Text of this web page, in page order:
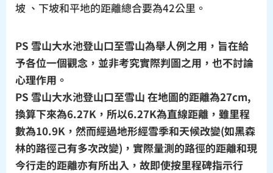
坡 、下坡和平地的距離總合要為42公里。
PS 雪山大水池登山口至雪山為舉人例之用，旨在給
予各位一個觀念，並非考究實際判圖之用，也不討論
心理作用。
PS 雪山大水池登山口至雪山 在地圖的距離為27cm,
換算下來為6.27K，所以6.27K為直線距離，雖里程
數為10.9K，然而經過地形經雪季和天候改變(如黑森
林的路徑己有多次改變)，實際量測的路徑的距離和現
今行走的距離亦有所出入，故即使按里程碑指示行